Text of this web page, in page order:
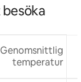
Genomsnittlig
temperatur